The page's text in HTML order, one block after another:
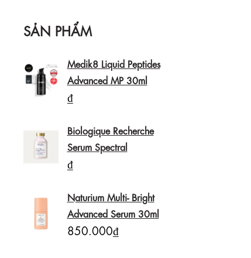
SẢN PHẨM
Medik8 Liquid Peptides
Advanced MP 30ml
₫
Biologique Recherche
Serum Spectral
₫
Naturium Multi- Bright
Advanced Serum 30ml
850.000₫